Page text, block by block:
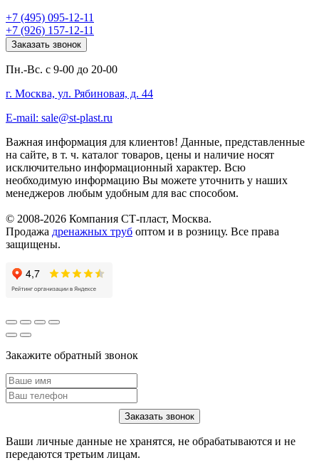
+7 (495) 095-12-11
+7 (926) 157-12-11
Заказать звонок
Пн.-Вс. с 9-00 до 20-00
г. Москва, ул. Рябиновая, д. 44
E-mail: sale@st-plast.ru
Важная информация для клиентов! Данные, представленные
на сайте, в т. ч. каталог товаров, цены и наличие носят
исключительно информационный характер. Всю
необходимую информацию Вы можете уточнить у наших
менеджеров любым удобным для вас способом.
© 2008-2026 Компания СТ-пласт, Москва.
Продажа дренажных труб оптом и в розницу. Все права
защищены.
Закажите обратный звонок
Ваши личные данные не хранятся, не обрабатываются и не
передаются третьим лицам.